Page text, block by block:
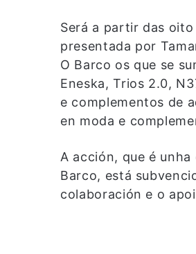
Será a partir das
presentada por
O Barco os que se
Eneska, Trios 2.0,
e complementos de
en moda e
A acción, que é
Barco, está
colaboración e o